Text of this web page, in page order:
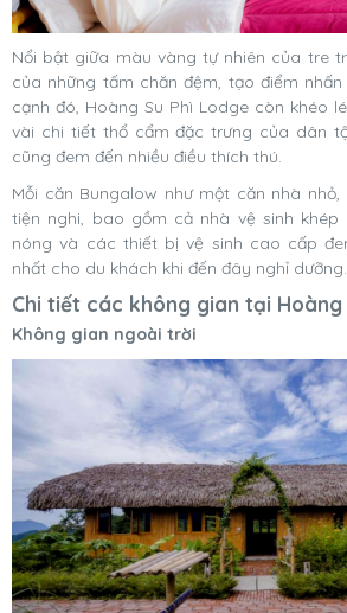
Nổi bật giữa màu vàng tự nhiên của tre
của những tấm chăn đệm, tạo điểm
cạnh đó, Hoàng Su Phì Lodge còn khéo
vài chi tiết thổ cẩm đặc trưng của dân
cũng đem đến nhiều điều thích thú.
Mỗi căn Bungalow như một căn nhà
tiện nghi, bao gồm cả nhà vệ sinh khép
nóng và các thiết bị vệ sinh cao cấp
nhất cho du khách khi đến đây nghỉ dưỡng.
Chi tiết các không gian tại Hoàng
Không gian ngoài trời